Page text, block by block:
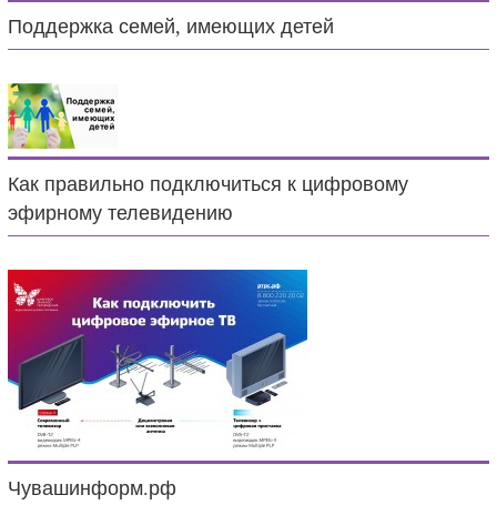
Поддержка семей, имеющих детей
Как правильно подключиться к цифровому
эфирному телевидению
Чувашинформ.рф